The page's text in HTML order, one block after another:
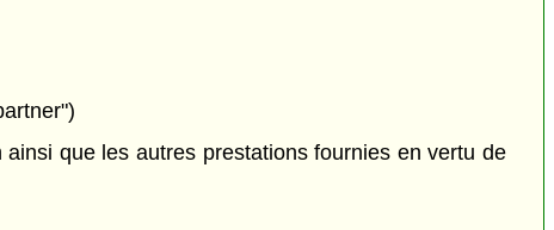
que les autres prestations fournies en vertu de